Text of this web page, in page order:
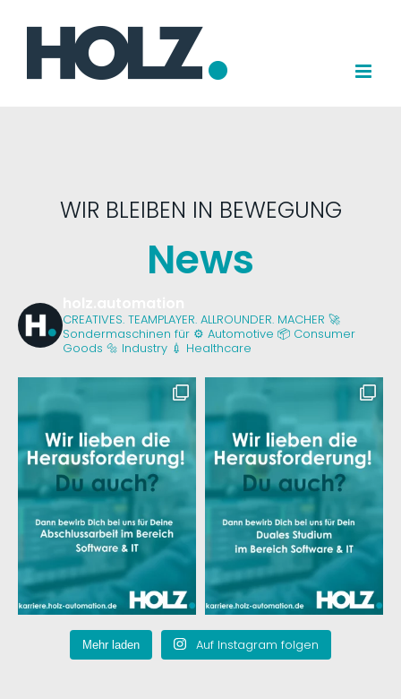
springen
WIR BLEIBEN IN BEWEGUNG
News
CREATIVES. TEAMPLAYER. ALLROUNDER. MACHER 🚀
Sondermaschinen für ⚙️ Automotive 📦 Consumer
Goods 🔩 Industry 💉 Healthcare
Mehr laden Auf Instagram folgen